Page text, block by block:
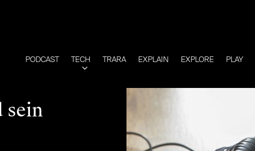
PODCAST TECH TRARA EXPLAIN EXPLORE PLAY
sein